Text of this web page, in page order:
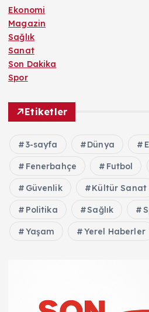
Ekonomi
Magazin
Sağlık
Sanat
Son Dakika
Spor
Etiketler
3-sayfa Dünya
Fenerbahçe Futbol
Güvenlik Kültür Sanat
Politika Sağlık
Yaşam Yerel Haberler